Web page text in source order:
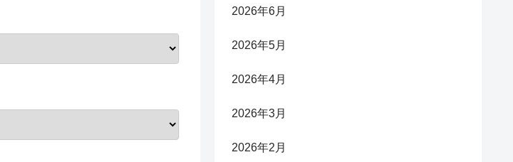
2026年6月
2026年5月
2026年4月
2026年3月
2026年2月